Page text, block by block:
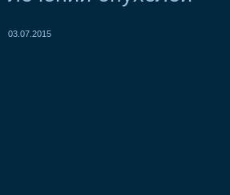
03.07.2015